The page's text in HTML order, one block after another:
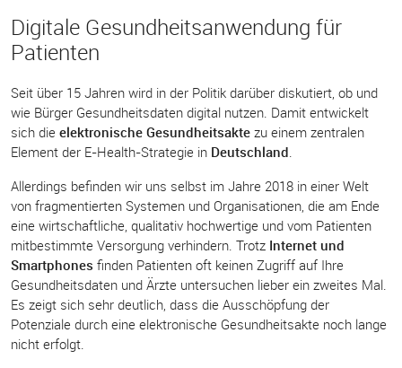
Digitale Gesundheitsanwendung für
Patienten
Seit über 15 Jahren wird in der Politik darüber diskutiert, ob und
wie Bürger Gesundheitsdaten digital nutzen. Damit entwickelt
sich die elektronische Gesundheitsakte zu einem zentralen
Element der E-Health-Strategie in Deutschland.
Allerdings befinden wir uns selbst im Jahre 2018 in einer Welt
von fragmentierten Systemen und Organisationen, die am Ende
eine wirtschaftliche, qualitativ hochwertige und vom Patienten
mitbestimmte Versorgung verhindern. Trotz Internet und
Smartphones finden Patienten oft keinen Zugriff auf Ihre
Gesundheitsdaten und Ärzte untersuchen lieber ein zweites Mal.
Es zeigt sich sehr deutlich, dass die Ausschöpfung der
Potenziale durch eine elektronische Gesundheitsakte noch lange
nicht erfolgt.